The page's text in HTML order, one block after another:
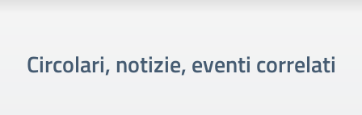
Circolari, notizie, eventi correlati